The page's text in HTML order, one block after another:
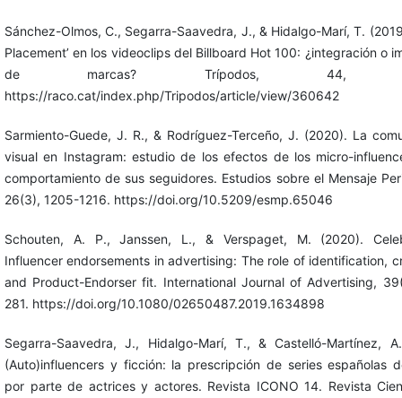
Sánchez-Olmos, C., Segarra-Saavedra, J., & Hidalgo-Marí, T.
Placement’ en los videoclips del Billboard Hot 100: ¿integración o
de marcas? Trípodos, 44,
https://raco.cat/index.php/Tripodos/article/view/360642
Sarmiento-Guede, J. R., & Rodríguez-Terceño, J. (2020). La
visual en Instagram: estudio de los efectos de los micro-
comportamiento de sus seguidores. Estudios sobre el Mensaje
26(3), 1205-1216. https://doi.org/10.5209/esmp.65046
Schouten, A. P., Janssen, L., & Verspaget, M. (2020).
Influencer endorsements in advertising: The role of identification,
and Product-Endorser fit. International Journal of Advertising,
281. https://doi.org/10.1080/02650487.2019.1634898
Segarra-Saavedra, J., Hidalgo-Marí, T., & Castelló-Martínez,
(Auto)influencers y ficción: la prescripción de series españolas
por parte de actrices y actores. Revista ICONO 14. Revista